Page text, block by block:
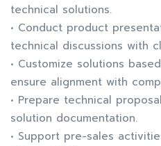
technical solutions.
• Conduct product
technical discussions with
• Customize solutions
ensure alignment with
• Prepare technical
solution documentation.
• Support pre-sales